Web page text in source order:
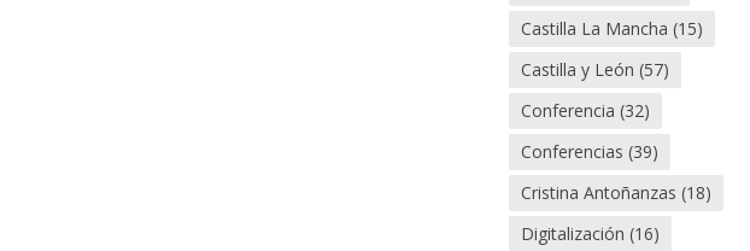
Castilla La Mancha (15)
Castilla y León (57)
Conferencia (32)
Conferencias (39)
Cristina Antoñanzas (18)
Digitalización (16)